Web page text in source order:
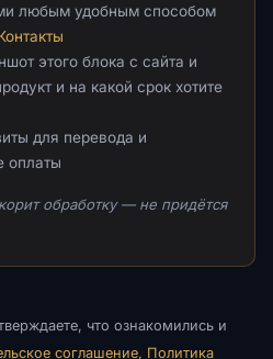
любым удобным способом
этого блока с сайта и
и на какой срок хотите
для перевода и
оплаты
обработку — не придётся
что ознакомились и
соглашение, Политика